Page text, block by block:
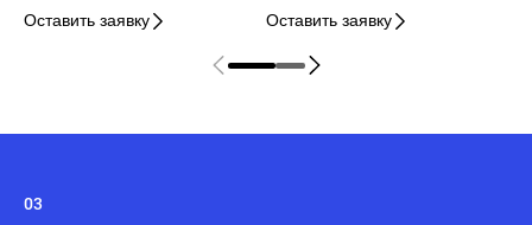
Оставить заявку Оставить заявку
03